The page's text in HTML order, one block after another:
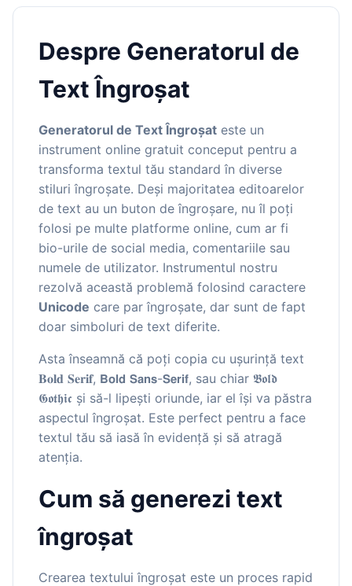
Despre Generatorul de
Text Îngroșat
Generatorul de Text Îngroșat este un
instrument online gratuit conceput pentru a
transforma textul tău standard în diverse
stiluri îngroșate. Deși majoritatea editoarelor
de text au un buton de îngroșare, nu îl poți
folosi pe multe platforme online, cum ar fi
bio-urile de social media, comentariile sau
numele de utilizator. Instrumentul nostru
rezolvă această problemă folosind caractere
Unicode care par îngroșate, dar sunt de fapt
doar simboluri de text diferite.
Asta înseamnă că poți copia cu ușurință text
𝐁𝐨𝐥𝐝 𝐒𝐞𝐫𝐢𝐟, 𝗕𝗼𝗹𝗱 𝗦𝗮𝗻𝘀-𝗦𝗲𝗿𝗶𝗳, sau chiar 𝕭𝖔𝖑𝖉
𝕲𝖔𝖙𝖍𝖎𝖈 și să-l lipești oriunde, iar el își va păstra
aspectul îngroșat. Este perfect pentru a face
textul tău să iasă în evidență și să atragă
atenția.
Cum să generezi text
îngroșat
Crearea textului îngroșat este un proces rapid